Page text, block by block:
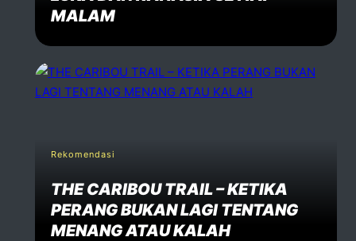
MALAM
Rekomendasi
THE CARIBOU TRAIL – KETIKA
PERANG BUKAN LAGI TENTANG
MENANG ATAU KALAH